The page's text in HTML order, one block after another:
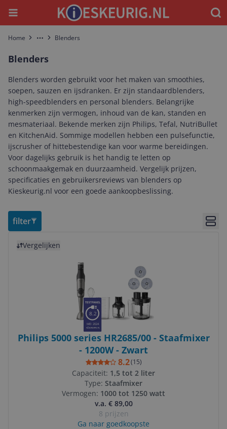
Menu
Home More Blenders
Blenders
Blenders worden gebruikt voor het maken van smoothies,
soepen, sauzen en ijsdranken. Er zijn standaardblenders,
high-speedblenders en personal blenders. Belangrijke
kenmerken zijn vermogen, inhoud van de kan, standen en
mesmateriaal. Bekende merken zijn Philips, Tefal, NutriBullet
en KitchenAid. Sommige modellen hebben een pulsefunctie,
ijscrusher of hittebestendige kan voor warme bereidingen.
Voor dagelijks gebruik is het handig te letten op
schoonmaakgemak en duurzaamheid. Vergelijk prijzen,
specificaties en gebruikersreviews van blenders op
Kieskeurig.nl voor een goede aankoopbeslissing.
filter
Vergelijken
8.2
MEI 2024
Philips 5000 series HR2685/00 - Staafmixer
- 1200W - Zwart
8.2(15)
Capaciteit: 1,5 tot 2 liter
Type: Staafmixer
Vermogen: 1000 tot 1250 watt
v.a. € 89,00
8 prijzen
Ga naar goedkoopste